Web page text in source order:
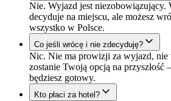
Nie. Wyjazd jest niezobowiązujący.
decyduje na miejscu, ale możesz
wszystko w Polsce.
Co jeśli wrócę i nie zdecyduję?
Nic. Nie ma prowizji za wyjazd, nie
zostanie Twoją opcją na
będziesz gotowy.
Kto płaci za hotel?